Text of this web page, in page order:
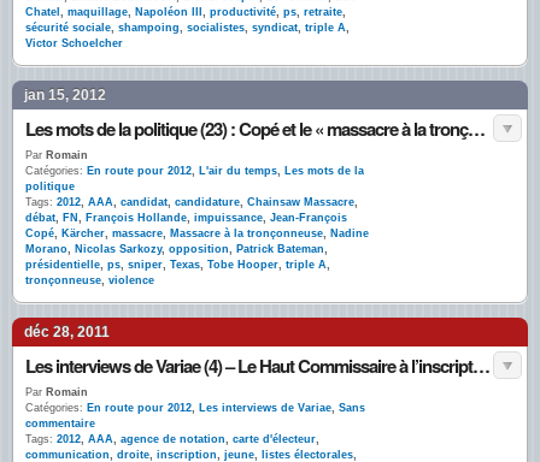
Chatel , maquillage, Napoléon III , productivité, ps, retraite,
sécurité sociale, shampoing, socialistes, syndicat, triple A,
Victor Schoelcher
jan 15, 2012
Les mots de la politique (23) : Copé et le « massacre à la tronçonneuse »
Par Romain
Catégories: En route pour 2012, L'air du temps, Les mots de la
politique
Tags: 2012, AAA, candidat, candidature, Chainsaw Massacre,
débat, FN , François Hollande, impuissance, Jean-François
Copé, Kärcher, massacre, Massacre à la tronçonneuse, Nadine
Morano, Nicolas Sarkozy, opposition, Patrick Bateman,
présidentielle, ps, sniper, Texas, Tobe Hooper, triple A,
tronçonneuse, violence
déc 28, 2011
Les interviews de Variae (4) – Le Haut Commissaire à l’inscription sur les listes électorales
Par Romain
Catégories: En route pour 2012, Les interviews de Variae, Sans
commentaire
Tags: 2012, AAA, agence de notation, carte d'électeur,
communication, droite, inscription, jeune, listes électorales,